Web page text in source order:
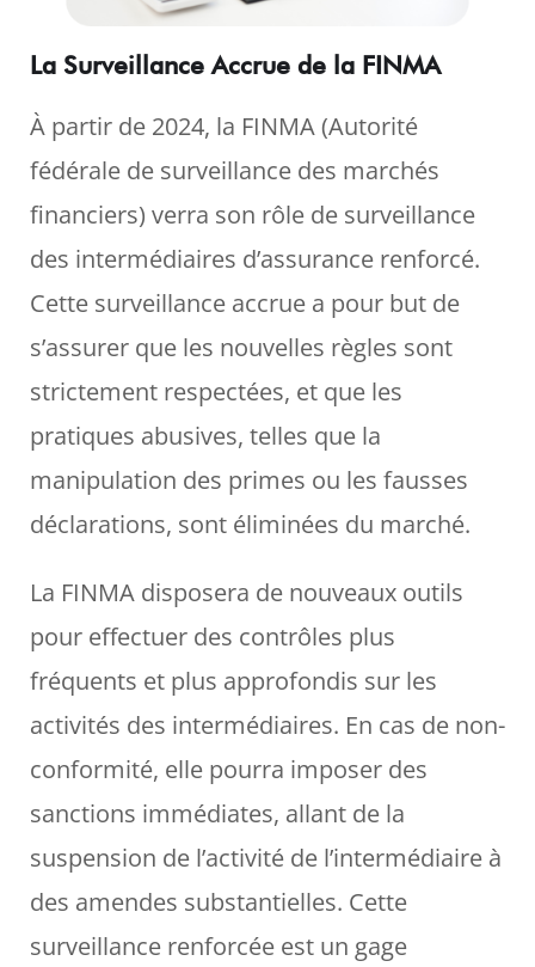
La Surveillance Accrue de la FINMA
À partir de 2024, la FINMA (Autorité
fédérale de surveillance des marchés
financiers) verra son rôle de surveillance
des intermédiaires d’assurance renforcé.
Cette surveillance accrue a pour but de
s’assurer que les nouvelles règles sont
strictement respectées, et que les
pratiques abusives, telles que la
manipulation des primes ou les fausses
déclarations, sont éliminées du marché.
La FINMA disposera de nouveaux outils
pour effectuer des contrôles plus
fréquents et plus approfondis sur les
activités des intermédiaires. En cas de non-
conformité, elle pourra imposer des
sanctions immédiates, allant de la
suspension de l’activité de l’intermédiaire à
des amendes substantielles. Cette
surveillance renforcée est un gage